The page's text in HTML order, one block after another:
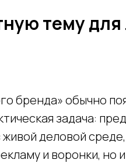
тему
бренда» обычно
задача:
живой деловой
и воронки, но